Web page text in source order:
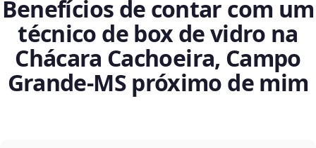
Benefícios de contar com um
técnico de box de vidro na
Chácara Cachoeira, Campo
Grande‑MS próximo de mim